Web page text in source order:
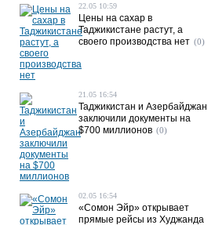
22.05 10:59
Цены на сахар в
Таджикистане растут, а
своего производства нет (0)
21.05 16:54
Таджикистан и Азербайджан
заключили документы на
$700 миллионов (0)
02.05 16:54
«Сомон Эйр» открывает
прямые рейсы из Худжанда